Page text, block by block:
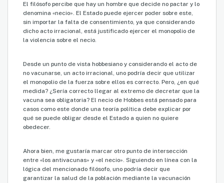
El filósofo percibe que hay un hombre que decide no pactar y lo
denomina «necio». El Estado puede ejercer poder sobre este,
sin importar la falta de consentimiento, ya que considerando
dicho acto irracional, está justificado ejercer el monopolio de
la violencia sobre el necio.
Desde un punto de vista hobbesiano y considerando el acto de
no vacunarse, un acto irracional, uno podría decir que utilizar
el monopolio de la fuerza sobre ellos es correcto. Pero, ¿en qué
medida? ¿Sería correcto llegar al extremo de decretar que la
vacuna sea obligatoria? El necio de Hobbes está pensado para
casos como este donde una teoría política debe explicar por
qué se puede obligar desde el Estado a quien no quiere
obedecer.
Ahora bien, me gustaría marcar otro punto de intersección
entre «los antivacunas» y «el necio». Siguiendo en línea con la
lógica del mencionado filósofo, uno podría decir que
garantizar la salud de la población mediante la vacunación